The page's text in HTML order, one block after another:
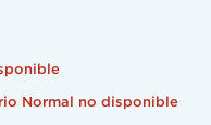
Normal no disponible